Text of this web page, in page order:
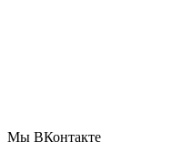
Мы ВКонтакте